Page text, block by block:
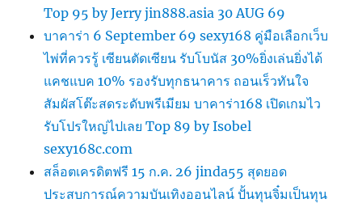
Top 95 by Jerry jin888.asia 30 AUG 69
บาคาร่า 6 September 69 sexy168 คู่มือเลือกเว็บ
ไพ่ที่ควรรู้ เซียนตัดเซียน รับโบนัส 30%ยิ่งเล่นยิ่งได้
แคชแบค 10% รองรับทุกธนาคาร ถอนเร็วทันใจ
สัมผัสโต๊ะสดระดับพรีเมียม บาคาร่า168 เปิดเกมไว
รับโปรใหญ่ไปเลย Top 89 by Isobel
sexy168c.com
สล็อตเครดิตฟรี 15 ก.ค. 26 jinda55 สุดยอด
ประสบการณ์ความบันเทิงออนไลน์ ปั้นทุนจิ๋มเป็นทุน